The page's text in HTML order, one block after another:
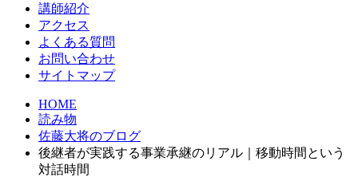
講師紹介
アクセス
よくある質問
お問い合わせ
サイトマップ
HOME
読み物
佐藤大将のブログ
後継者が実践する事業承継のリアル｜移動時間という
対話時間